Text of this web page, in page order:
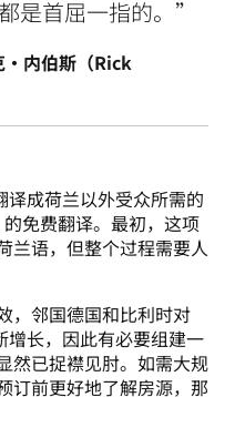
·内伯斯（Rick
成荷兰以外受众所需的
免费翻译。最初，这项
兰语，但整个过程需要人
，邻国德国和比利时对
长，因此有必要组建一
然已捉襟见肘。如需大规
订前更好地了解房源，那